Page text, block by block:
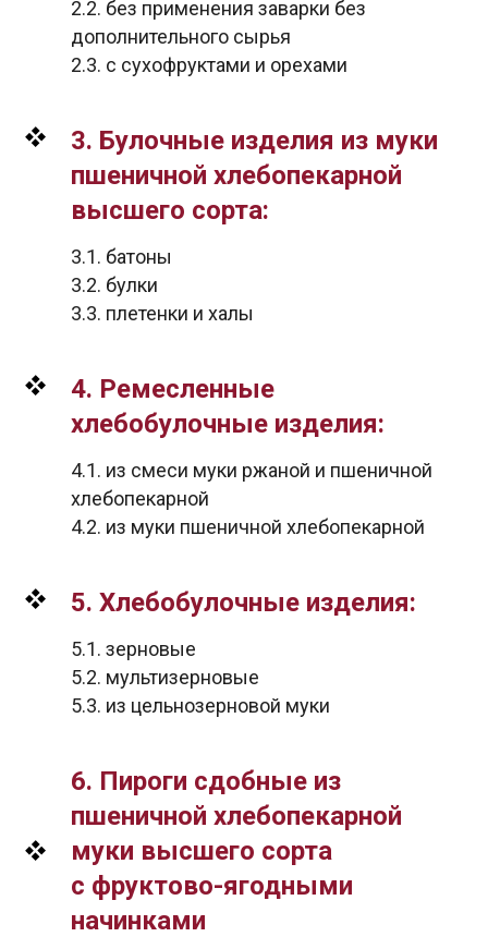
2.2. без применения заварки без
дополнительного сырья
2.3. с сухофруктами и орехами
3. Булочные изделия из муки
пшеничной хлебопекарной
высшего сорта:
3.1. батоны
3.2. булки
3.3. плетенки и халы
4. Ремесленные
хлебобулочные изделия:
4.1. из смеси муки ржаной и пшеничной
хлебопекарной
4.2. из муки пшеничной хлебопекарной
5. Хлебобулочные изделия:
5.1. зерновые
5.2. мультизерновые
5.3. из цельнозерновой муки
6. Пироги сдобные из
пшеничной хлебопекарной
муки высшего сорта
с фруктово-ягодными
начинками